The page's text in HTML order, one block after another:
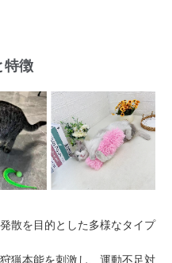
特徴
散を目的とした多様なタイプ
猟本能を刺激し、運動不足対